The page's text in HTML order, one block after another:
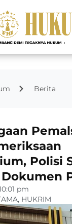
Berita
Polisi
pm
, HUKRIM